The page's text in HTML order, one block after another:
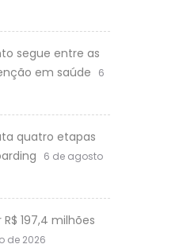
segue entre as
em saúde
6
quatro etapas
6 de agosto
197,4 milhões
de 2026